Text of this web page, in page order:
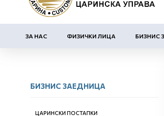
ЗА НАС ФИЗИЧКИ ЛИЦА БИЗНИС
БИЗНИС ЗАЕДНИЦА
ЦАРИНСКИ ПОСТАПКИ